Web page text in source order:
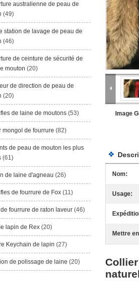
australienne de peau de
(49)
station de lavage de peau de
(46)
de ceinture de sécurité de
mouton (20)
de direction de peau de
(20)
de laine de moutons (53)
mongol de fourrure (82)
de peau de mouton les plus
(61)
de laine d'agneau (26)
de fourrure de Fox (11)
fourrure de raton laveur (46)
lapin de Rex (20)
Keychain de lapin (27)
de polissage de laine (20)
Image
Nom:
Usage:
Mettre